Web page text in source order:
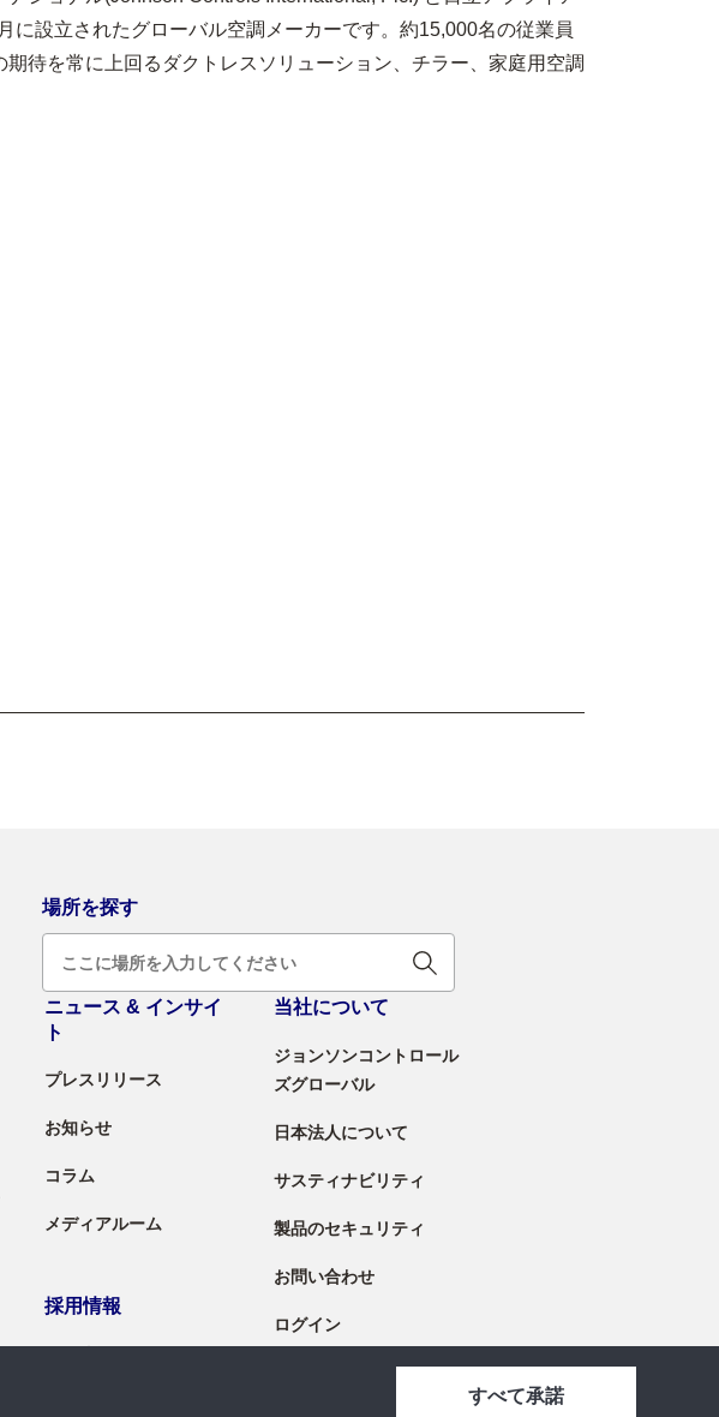
月に設立されたグローバル空調メーカーです。約15,000名の従業員
待を常に上回るダクトレスソリューション、チラー、家庭用空調
場所を探す
ニュース & インサイ
ト
プレスリリース
お知らせ
コラム
メディアルーム
採用情報
当社について
ジョンソンコントロール
ズグローバル
日本法人について
サスティナビリティ
製品のセキュリティ
お問い合わせ
ログイン
すべて承諾